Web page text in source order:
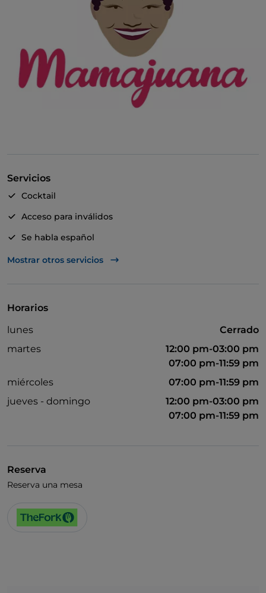
Servicios
Cocktail
Acceso para inválidos
Se habla español
Visa
Mostrar otros servicios
Horarios
lunes
Cerrado
martes
12:00 pm-03:00 pm
07:00 pm-11:59 pm
miércoles
07:00 pm-11:59 pm
jueves - domingo
12:00 pm-03:00 pm
07:00 pm-11:59 pm
Reserva
Reserva una mesa